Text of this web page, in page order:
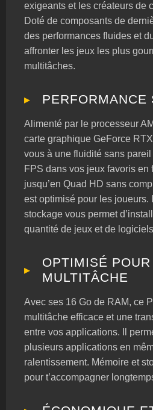
exigeants et les créateurs de
Doté de composants de
des performances fluides et
affronter les jeux les plus
multitâches.
PERFORMANCE
Alimenté par le processeur
carte graphique GeForce
vous à une fluidité sans
FPS dans vos jeux favoris en
jusqu’en Quad HD sans
est optimisé pour les joueurs.
stockage vous permet
quantité de jeux et de
OPTIMISÉ POUR
MULTITÂCHE
Avec ses 16 Go de RAM, ce
multitâche efficace et une
entre vos applications. Il
plusieurs applications en
ralentissement. Mémoire et
pour t’accompagner